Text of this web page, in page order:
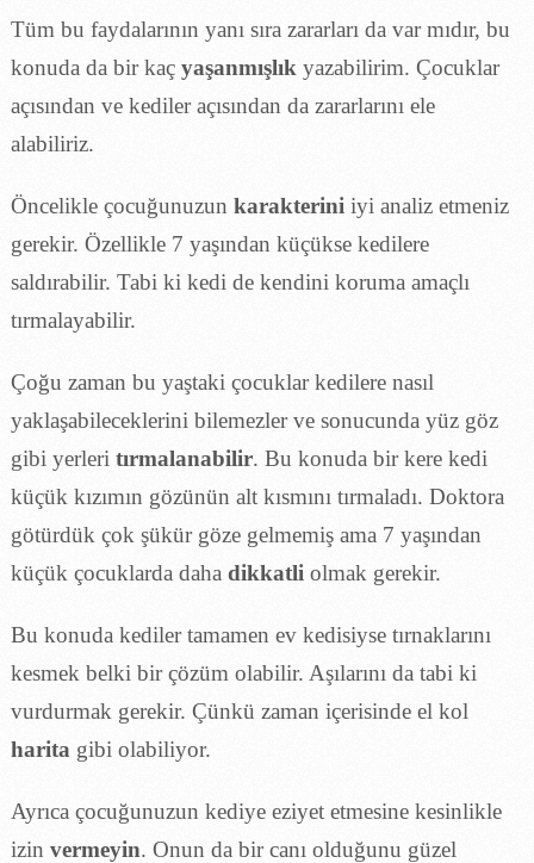
Tüm bu faydalarının yanı sıra zararları da var mıdır, bu
konuda da bir kaç yaşanmışlık yazabilirim. Çocuklar
açısından ve kediler açısından da zararlarını ele
alabiliriz.
Öncelikle çocuğunuzun karakterini iyi analiz etmeniz
gerekir. Özellikle 7 yaşından küçükse kedilere
saldırabilir. Tabi ki kedi de kendini koruma amaçlı
tırmalayabilir.
Çoğu zaman bu yaştaki çocuklar kedilere nasıl
yaklaşabileceklerini bilemezler ve sonucunda yüz göz
gibi yerleri tırmalanabilir. Bu konuda bir kere kedi
küçük kızımın gözünün alt kısmını tırmaladı. Doktora
götürdük çok şükür göze gelmemiş ama 7 yaşından
küçük çocuklarda daha dikkatli olmak gerekir.
Bu konuda kediler tamamen ev kedisiyse tırnaklarını
kesmek belki bir çözüm olabilir. Aşılarını da tabi ki
vurdurmak gerekir. Çünkü zaman içerisinde el kol
harita gibi olabiliyor.
Ayrıca çocuğunuzun kediye eziyet etmesine kesinlikle
izin vermeyin. Onun da bir canı olduğunu güzel